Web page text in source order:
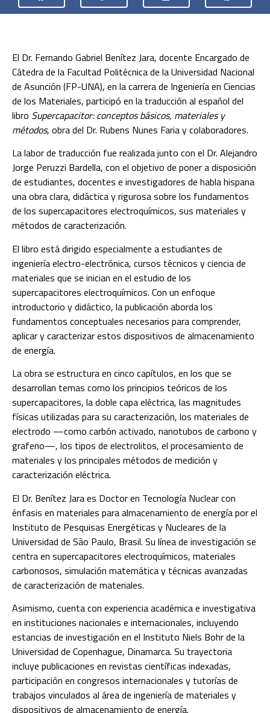
El Dr. Fernando Gabriel Benítez Jara, docente Encargado de
Cátedra de la Facultad Politécnica de la Universidad Nacional
de Asunción (FP-UNA), en la carrera de Ingeniería en Ciencias
de los Materiales, participó en la traducción al español del
libro Supercapacitor: conceptos básicos, materiales y
métodos, obra del Dr. Rubens Nunes Faria y colaboradores.
La labor de traducción fue realizada junto con el Dr. Alejandro
Jorge Peruzzi Bardella, con el objetivo de poner a disposición
de estudiantes, docentes e investigadores de habla hispana
una obra clara, didáctica y rigurosa sobre los fundamentos
de los supercapacitores electroquímicos, sus materiales y
métodos de caracterización.
El libro está dirigido especialmente a estudiantes de
ingeniería electro-electrónica, cursos técnicos y ciencia de
materiales que se inician en el estudio de los
supercapacitores electroquímicos. Con un enfoque
introductorio y didáctico, la publicación aborda los
fundamentos conceptuales necesarios para comprender,
aplicar y caracterizar estos dispositivos de almacenamiento
de energía.
La obra se estructura en cinco capítulos, en los que se
desarrollan temas como los principios teóricos de los
supercapacitores, la doble capa eléctrica, las magnitudes
físicas utilizadas para su caracterización, los materiales de
electrodo —como carbón activado, nanotubos de carbono y
grafeno—, los tipos de electrolitos, el procesamiento de
materiales y los principales métodos de medición y
caracterización eléctrica.
El Dr. Benítez Jara es Doctor en Tecnología Nuclear con
énfasis en materiales para almacenamiento de energía por el
Instituto de Pesquisas Energéticas y Nucleares de la
Universidad de São Paulo, Brasil. Su línea de investigación se
centra en supercapacitores electroquímicos, materiales
carbonosos, simulación matemática y técnicas avanzadas
de caracterización de materiales.
Asimismo, cuenta con experiencia académica e investigativa
en instituciones nacionales e internacionales, incluyendo
estancias de investigación en el Instituto Niels Bohr de la
Universidad de Copenhague, Dinamarca. Su trayectoria
incluye publicaciones en revistas científicas indexadas,
participación en congresos internacionales y tutorías de
trabajos vinculados al área de ingeniería de materiales y
dispositivos de almacenamiento de energía.